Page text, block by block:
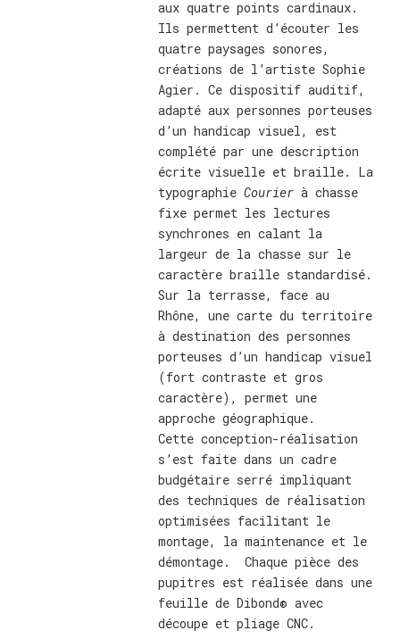
aux quatre points cardinaux.
Ils permettent d’écouter les
quatre paysages sonores,
créations de l’artiste Sophie
Agier. Ce dispositif auditif,
adapté aux personnes porteuses
d’un handicap visuel, est
complété par une description
écrite visuelle et braille. La
typographie Courier à chasse
fixe permet les lectures
synchrones en calant la
largeur de la chasse sur le
caractère braille standardisé.
Sur la terrasse, face au
Rhône, une carte du territoire
à destination des personnes
porteuses d’un handicap visuel
(fort contraste et gros
caractère), permet une
approche géographique.
Cette conception-réalisation
s’est faite dans un cadre
budgétaire serré impliquant
des techniques de réalisation
optimisées facilitant le
montage, la maintenance et le
démontage. Chaque pièce des
pupitres est réalisée dans une
feuille de Dibond® avec
découpe et pliage CNC.